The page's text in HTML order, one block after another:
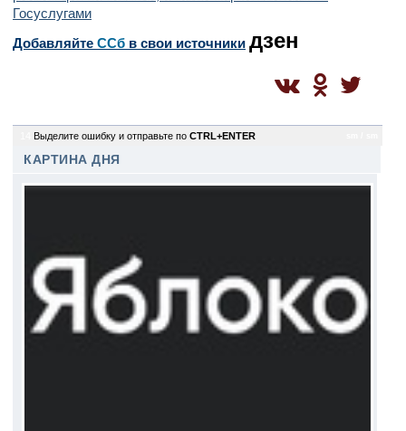
Госуслугами
Добавляйте CСб в свои источники дзен
Выделите ошибку и отправьте по CTRL+ENTER
КАРТИНА ДНЯ